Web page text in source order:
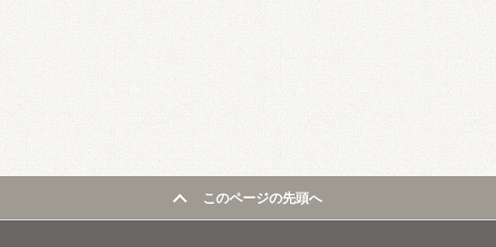
このページの先頭へ